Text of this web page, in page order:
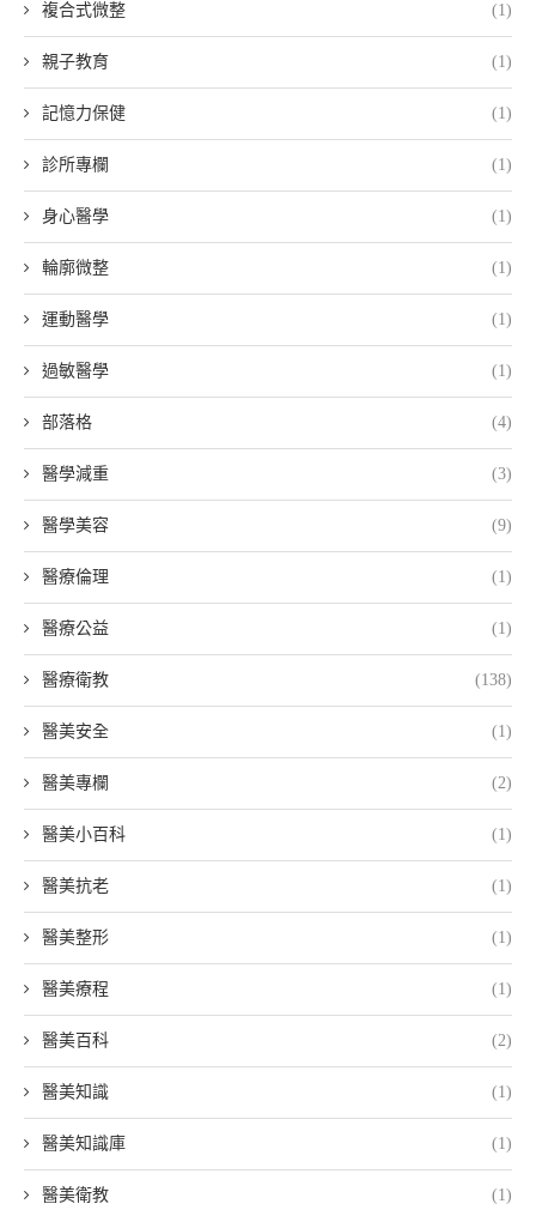
複合式微整 (1)
親子教育 (1)
記憶力保健 (1)
診所專欄 (1)
身心醫學 (1)
輪廓微整 (1)
運動醫學 (1)
過敏醫學 (1)
部落格 (4)
醫學減重 (3)
醫學美容 (9)
醫療倫理 (1)
醫療公益 (1)
醫療衛教 (138)
醫美安全 (1)
醫美專欄 (2)
醫美小百科 (1)
醫美抗老 (1)
醫美整形 (1)
醫美療程 (1)
醫美百科 (2)
醫美知識 (1)
醫美知識庫 (1)
醫美衛教 (1)